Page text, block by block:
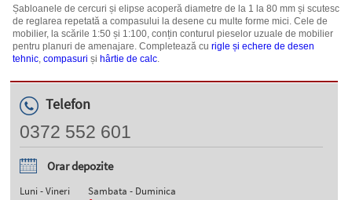
Șabloanele de cercuri și elipse acoperă diametre de la 1 la 80 mm și scutesc
de reglarea repetată a compasului la desene cu multe forme mici. Cele de
mobilier, la scările 1:50 și 1:100, conțin conturul pieselor uzuale de mobilier
pentru planuri de amenajare. Completează cu rigle și echere de desen
tehnic, compasuri și hârtie de calc.
Telefon
0372 552 601
Orar depozite
Luni - Vineri Sambata - Duminica